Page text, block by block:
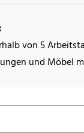
von 5
und Möbel